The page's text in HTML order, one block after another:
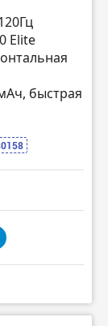
Elite
быстрая